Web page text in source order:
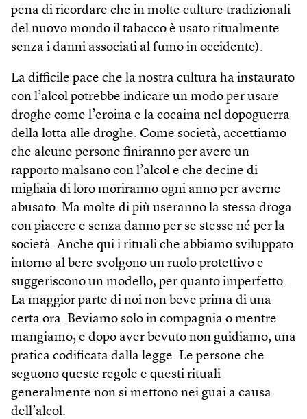
pena di ricordare che in molte culture tradizionali
del nuovo mondo il tabacco è usato ritualmente
senza i danni associati al fumo in occidente).
La difficile pace che la nostra cultura ha instaurato
con l’alcol potrebbe indicare un modo per usare
droghe come l’eroina e la cocaina nel dopoguerra
della lotta alle droghe. Come società, accettiamo
che alcune persone finiranno per avere un
rapporto malsano con l’alcol e che decine di
migliaia di loro moriranno ogni anno per averne
abusato. Ma molte di più useranno la stessa droga
con piacere e senza danno per se stesse né per la
società. Anche qui i rituali che abbiamo sviluppato
intorno al bere svolgono un ruolo protettivo e
suggeriscono un modello, per quanto imperfetto.
La maggior parte di noi non beve prima di una
certa ora. Beviamo solo in compagnia o mentre
mangiamo; e dopo aver bevuto non guidiamo, una
pratica codificata dalla legge. Le persone che
seguono queste regole e questi rituali
generalmente non si mettono nei guai a causa
dell’alcol.